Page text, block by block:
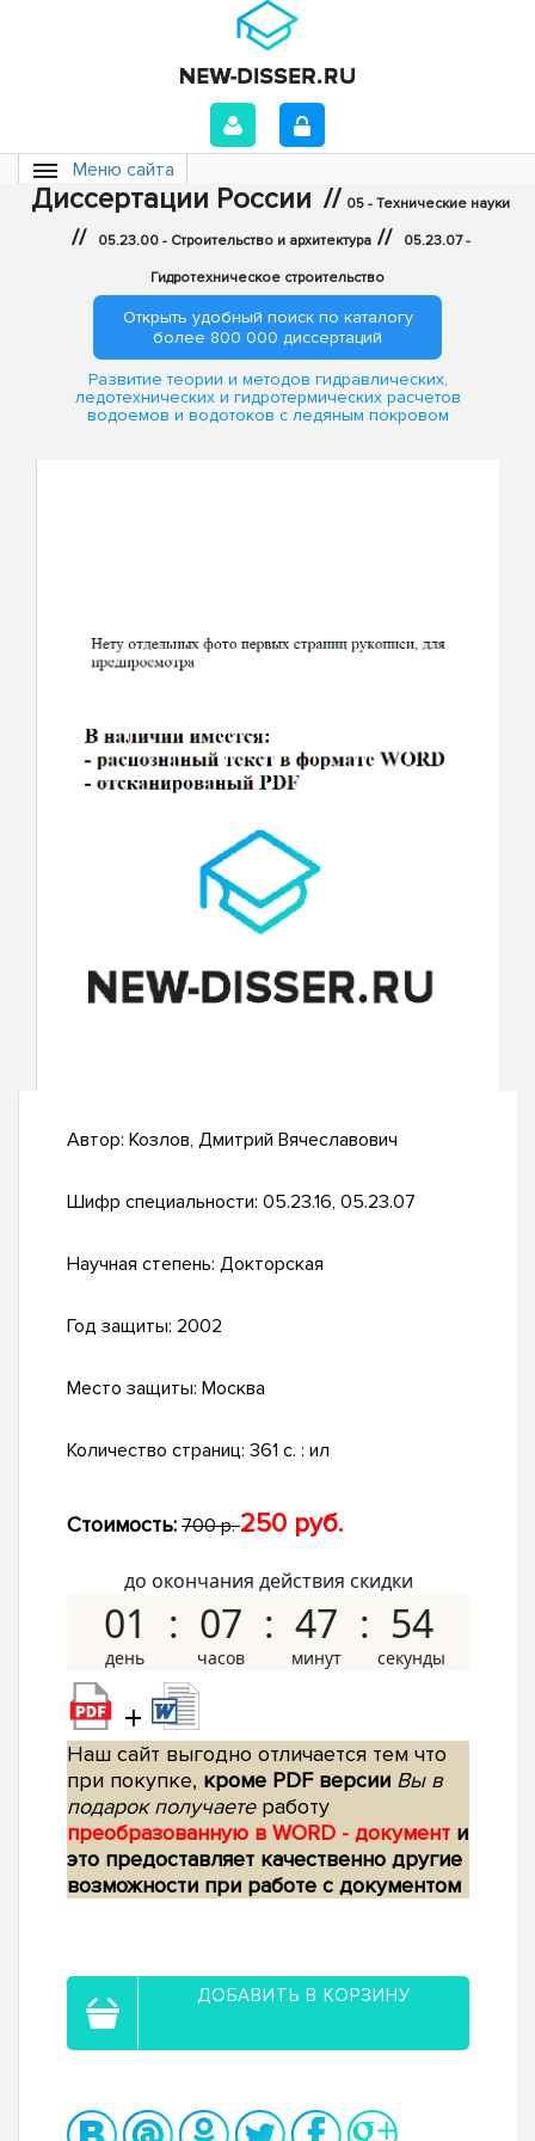
Меню сайта
Диссертации России // 05 - Технические науки
// 05.23.00 - Строительство и архитектура // 05.23.07 -
Гидротехническое строительство
Открыть удобный поиск по каталогу
более 800 000 диссертаций
Развитие теории и методов гидравлических,
ледотехнических и гидротермических расчетов
водоемов и водотоков с ледяным покровом
Автор: Козлов, Дмитрий Вячеславович
Шифр специальности: 05.23.16, 05.23.07
Научная степень: Докторская
Год защиты: 2002
Место защиты: Москва
Количество страниц: 361 с. : ил
Стоимость: 700 р.250 руб.
до окончания действия скидки
01 07 47 53
+
Наш сайт выгодно отличается тем что
при покупке, кроме PDF версии Вы в
подарок получаетеработу
преобразованную в WORD - документ и
это предоставляет качественно другие
возможности при работе с документом
ДОБАВИТЬ В КОРЗИНУ